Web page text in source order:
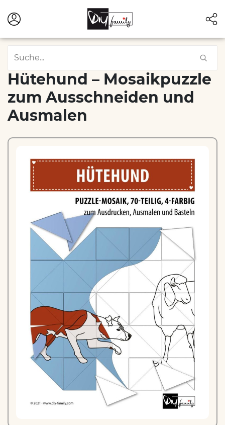
Hütehund – Mosaikpuzzle
zum Ausschneiden und
Ausmalen